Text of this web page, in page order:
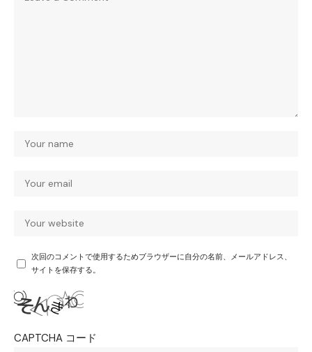
次回のコメントで使用するためブラウザーに自分の名前、メールアドレス、
サイトを保存する。
CAPTCHA コード